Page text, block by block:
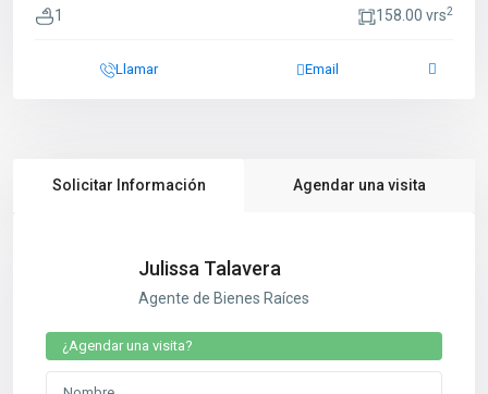
1 158.00 vrs2
Llamar Email
Solicitar Información Agendar una visita
Julissa Talavera
Agente de Bienes Raíces
¿Agendar una visita?